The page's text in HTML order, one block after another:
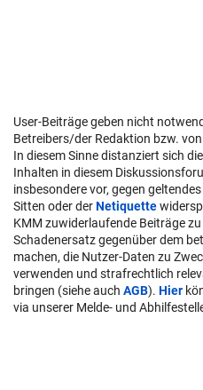
User-Beiträge geben nicht
Betreibers/der Redaktion bzw.
In diesem Sinne distanziert sich
Inhalten in diesem
insbesondere vor, gegen
Sitten oder derNetiquette
KMM zuwiderlaufende Beiträge
Schadenersatz gegenüber dem
machen, die Nutzer-Daten zu
verwenden und strafrechtlich
bringen (siehe auch AGB). Hier
via unserer Melde- und